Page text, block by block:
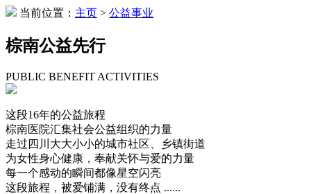
当前位置： 主页 > 公益事业
棕南公益先行
PUBLIC BENEFIT ACTIVITIES
这段16年的公益旅程
棕南医院汇集社会公益组织的力量
走过四川大大小小的城市社区、乡镇街道
为女性身心健康，奉献关怀与爱的力量
每一个感动的瞬间都像星空闪亮
这段旅程，被爱铺满，没有终点 ......